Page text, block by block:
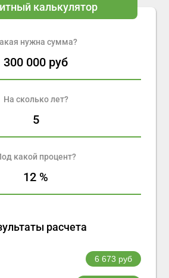
калькулятор
нужна сумма?
300 000 руб
На сколько лет?
5
какой процент?
12 %
расчета
6 673 руб